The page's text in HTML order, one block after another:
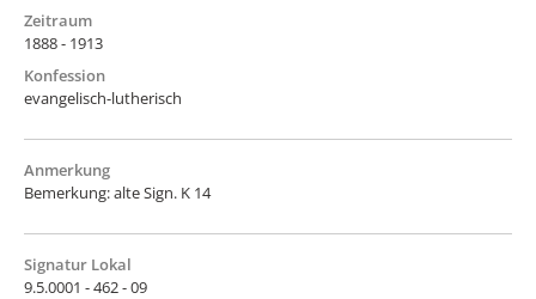
Zeitraum
1888 - 1913
Konfession
evangelisch-lutherisch
Anmerkung
Bemerkung: alte Sign. K 14
Signatur Lokal
9.5.0001 - 462 - 09